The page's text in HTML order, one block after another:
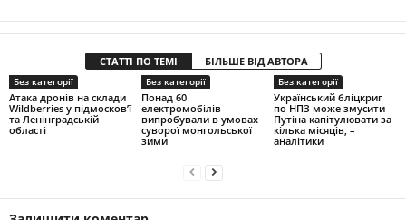
СТАТТІ ПО ТЕМІ БІЛЬШЕ ВІД АВТОРА
Без категорії
Атака дронів на склади
Wildberries у підмосков’ї
та Ленінградській
області
Без категорії
Понад 60
електромобілів
випробували в умовах
суворої монгольської
зими
Без категорії
Український бліцкриг
по НПЗ може змусити
Путіна капітулювати за
кілька місяців, –
аналітики